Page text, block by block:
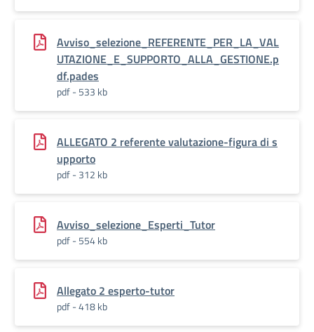
Avviso_selezione_REFERENTE_PER_LA_VAL
UTAZIONE_E_SUPPORTO_ALLA_GESTIONE.p
df.pades
pdf - 533 kb
ALLEGATO 2 referente valutazione-figura di s
upporto
pdf - 312 kb
Avviso_selezione_Esperti_Tutor
pdf - 554 kb
Allegato 2 esperto-tutor
pdf - 418 kb